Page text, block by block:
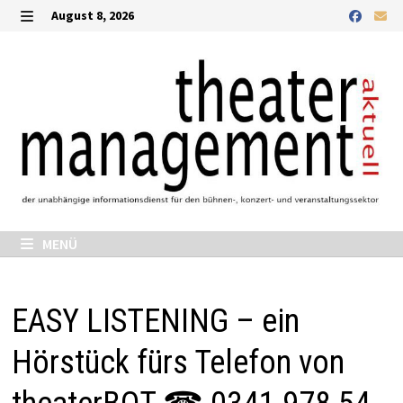
Zurück
August 8, 2026
MENÜ
EASY LISTENING – ein
Hörstück fürs Telefon von